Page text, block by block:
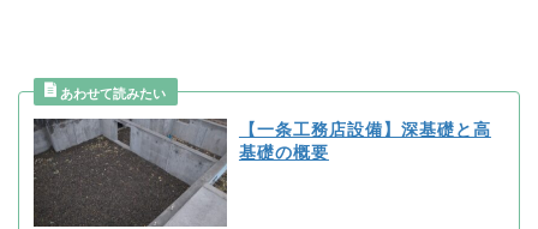
【一条工務店設備】深基礎と高
基礎の概要